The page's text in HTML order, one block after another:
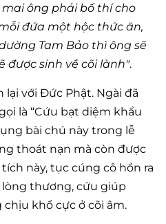
mai ông phải bố thí cho
đứa một hộc thức ăn,
Tam Bảo thì ông sẽ
được sinh về cõi lành".
với Đức Phật. Ngài đã
là “Cứu bạt diệm khẩu
bài chú này trong lễ
thoát nạn mà còn được
này, tục cúng cô hồn ra
thương, cứu giúp
khổ cực ở cõi âm.